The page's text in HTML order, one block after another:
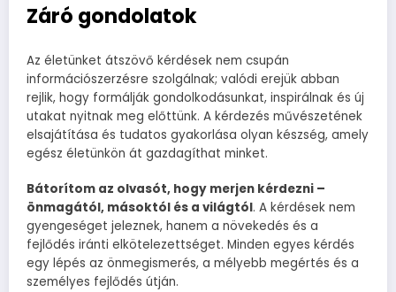
Záró gondolatok
Az életünket átszövő kérdések nem csupán
információszerzésre szolgálnak; valódi erejük abban
rejlik, hogy formálják gondolkodásunkat, inspirálnak és új
utakat nyitnak meg előttünk. A kérdezés művészetének
elsajátítása és tudatos gyakorlása olyan készség, amely
egész életünkön át gazdagíthat minket.
Bátorítom az olvasót, hogy merjen kérdezni –
önmagától, másoktól és a világtól. A kérdések nem
gyengeséget jeleznek, hanem a növekedés és a
fejlődés iránti elkötelezettséget. Minden egyes kérdés
egy lépés az önmegismerés, a mélyebb megértés és a
személyes fejlődés útján.